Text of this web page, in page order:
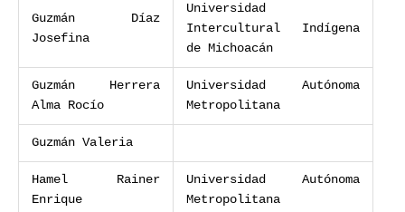
Guzmán Díaz
Josefina
Universidad
Intercultural Indígena
de Michoacán
Guzmán Herrera
Alma Rocío
Universidad Autónoma
Metropolitana
Guzmán Valeria
Hamel Rainer
Enrique
Universidad Autónoma
Metropolitana